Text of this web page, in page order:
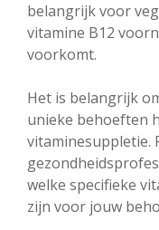
belangrijk voor
vitamine B12
voorkomt.
Het is belangrijk
unieke behoeften
vitaminesuppletie.
welke specifieke
zijn voor jouw